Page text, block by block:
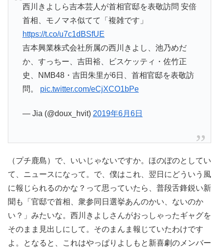
西川きよしら吉本芸人が首相官邸を表敬訪問 安倍
首相、モノマネ似てて「複雑です」
https://t.co/u7c1dBSfUE
吉本興業株式会社所属の西川きよし、池乃めだ
か、すっちー、吉田裕、ビスケッティ・佐竹正
史、NMB48・吉田朱里が6日、首相官邸を表敬訪
問。 pic.twitter.com/eCjXCO1bPe
— Jia (@doux_hvit) 2019年6月6日
（プチ鹿島）で、いいじゃないですか。ほのぼのとしてい
て、ニュースになって。で、僕はこれ、翌日にどういう風
に報じられるのかな？って思っていたら、普段舌鋒鋭い新
聞も「官邸で首相、衆参同日選挙あんのかい、ないのか
い？」みたいな。西川きよしさんがおっしゃったギャグを
そのまま見出しにして。そのまんま報じていたわけです
よ。となると、これはやっぱりよしもと新喜劇のメンバー